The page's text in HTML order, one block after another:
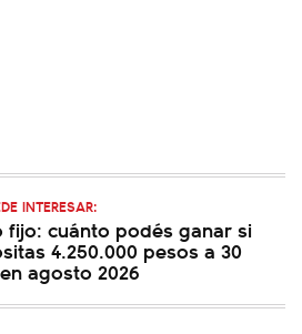
INTERESAR:
fijo: cuánto podés ganar si
4.250.000 pesos a 30
agosto 2026